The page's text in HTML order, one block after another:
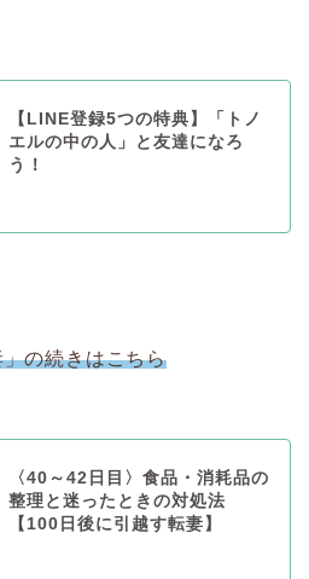
【LINE登録5つの特典】「トノ
エルの中の人」と友達になろ
う！
の続きはこちら
〈40～42日目〉食品・消耗品の
整理と迷ったときの対処法
【100日後に引越す転妻】